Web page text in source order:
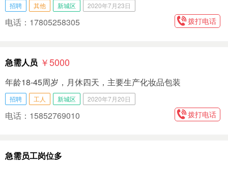
招聘 其他 新城区 2020年7月23日
电话：17805258305 拨打电话
急需人员 ￥5000
年龄18-45周岁，月休四天，主要生产化妆品包装
招聘 工人 新城区 2020年7月20日
电话：15852769010 拨打电话
急需员工岗位多